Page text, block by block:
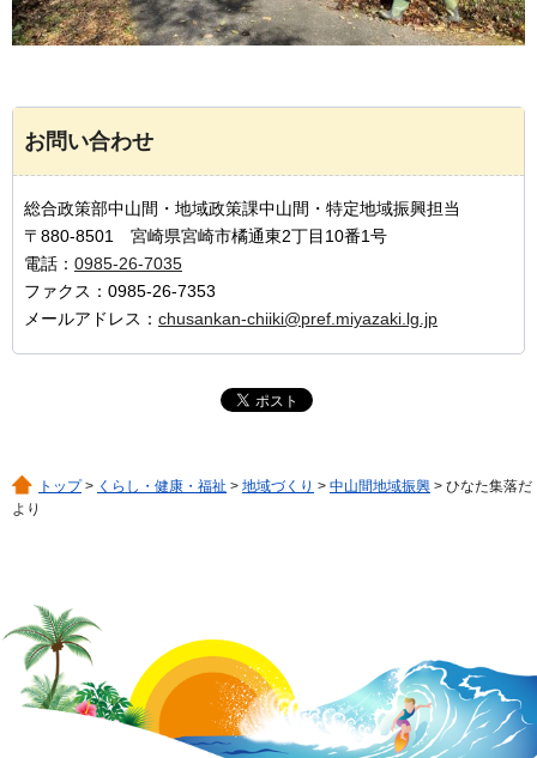
お問い合わせ
総合政策部中山間・地域政策課中山間・特定地域振興担当
〒880-8501 宮崎県宮崎市橘通東2丁目10番1号
電話： 0985-26-7035
ファクス：0985-26-7353
メールアドレス： chusankan-chiiki@pref.miyazaki.lg.jp
トップ> くらし・健康・福祉 > 地域づくり > 中山間地域振興 > ひなた集落だ
より